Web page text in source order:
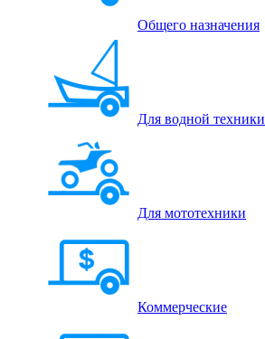
Общего назначения
Для водной техники
Для мототехники
Коммерческие